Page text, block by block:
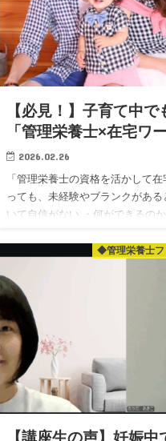
【必見！】子育て中
「管理栄養士×在宅ワ
2026.02.26
「管理栄養士の資格を活かして
っても、未経験やブランクがあ
いて自信がない ・何ができるの
◆管理栄養士フ